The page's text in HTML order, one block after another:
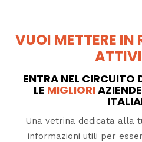
VUOI METTERE IN
ENTRA NEL CIRCUITO
LE MIGLIORI
Una vetrina dedicata alla
informazioni utili per